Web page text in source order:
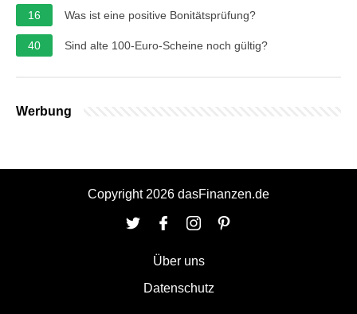
16
Was ist eine positive Bonitätsprüfung?
40 Sind alte 100-Euro-Scheine noch gültig?
Werbung
Copyright 2026 dasFinanzen.de
Über uns
Datenschutz